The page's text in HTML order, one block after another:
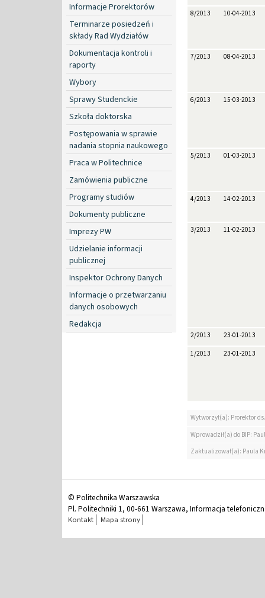
Informacje Prorektorów
Terminarze posiedzeń i
składy Rad Wydziałów
Dokumentacja kontroli i
raporty
Wybory
Sprawy Studenckie
Szkoła doktorska
Postępowania w sprawie
nadania stopnia naukowego
Praca w Politechnice
Zamówienia publiczne
Programy studiów
Dokumenty publiczne
Imprezy PW
Udzielanie informacji
publicznej
Inspektor Ochrony Danych
Informacje o przetwarzaniu
danych osobowych
Redakcja
8/2013 10-04-2013
7/2013 08-04-2013
6/2013 15-03-2013
5/2013 01-03-2013
4/2013 14-02-2013
3/2013 11-02-2013
2/2013 23-01-2013
1/2013 23-01-2013
Wytworzył(a): Prorektor
Wprowadził(a) do BIP:
Zaktualizował(a): Paula
© Politechnika Warszawska
Pl. Politechniki 1, 00-661 Warszawa, Informacja
Kontakt Mapa strony